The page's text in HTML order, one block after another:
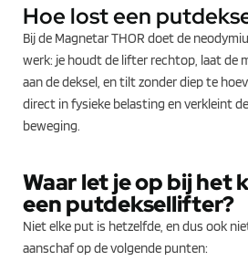
Hoe lost een
Bij de Magnetar THOR doet de
werk: je houdt de lifter rechtop, laat de
aan de deksel, en tilt zonder diep te
direct in fysieke belasting en verkleint
beweging.
Waar let je op bij het
een putdeksellifter?
Niet elke put is hetzelfde, en dus ook
aanschaf op de volgende punten: